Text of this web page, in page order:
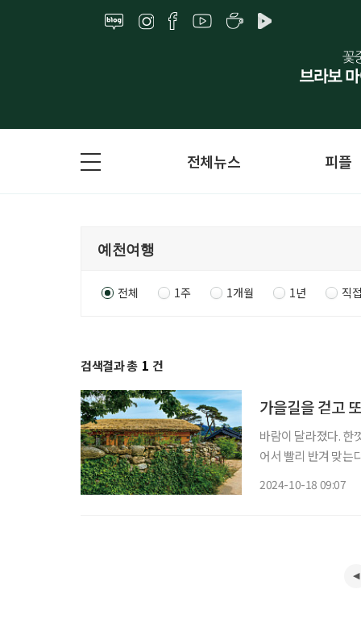
전체뉴스 피플
전체 1주 1개월 1년 직
검색결과 총 1 건
가을길을 걷고
바람이 달라졌다. 한
어서 빨리 반겨 맞는
2024-10-18 09:07